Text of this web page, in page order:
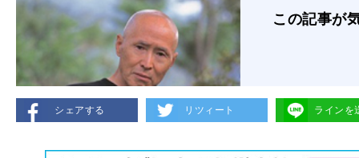
この記事が
シェアする リツィート ラインを